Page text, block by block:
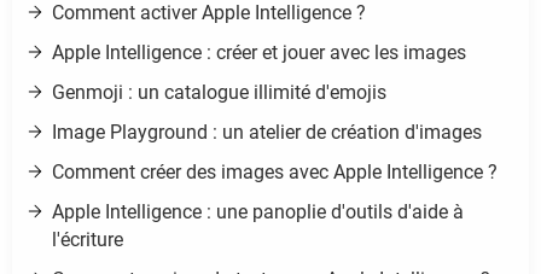
Comment activer Apple Intelligence ?
Apple Intelligence : créer et jouer avec les images
Genmoji : un catalogue illimité d'emojis
Image Playground : un atelier de création d'images
Comment créer des images avec Apple Intelligence ?
Apple Intelligence : une panoplie d'outils d'aide à
l'écriture